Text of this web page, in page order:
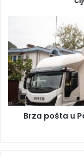
v
i
k
u
p
v
v
z
a
p
o
š
a
Brza pošta u